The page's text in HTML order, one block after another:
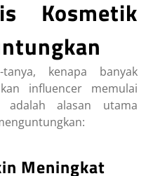
Kosmetik
kenapa banyak
influencer memulai
adalah alasan utama
Meningkat